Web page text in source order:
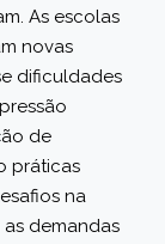
As escolas
novas
dificuldades
de
práticas
na
demandas